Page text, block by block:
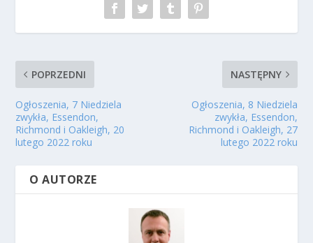
POPRZEDNI
Ogłoszenia, 7 Niedziela
zwykła, Essendon,
Richmond i Oakleigh, 20
lutego 2022 roku
NASTĘPNY
Ogłoszenia, 8 Niedziela
zwykła, Essendon,
Richmond i Oakleigh, 27
lutego 2022 roku
O AUTORZE